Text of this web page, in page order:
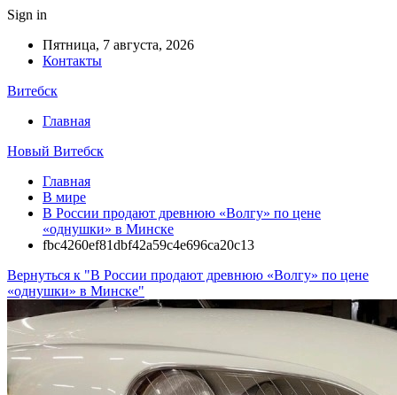
Sign in
Пятница, 7 августа, 2026
Контакты
Витебск
Главная
Новый Витебск
Главная
В мире
В России продают древнюю «Волгу» по цене
«однушки» в Минске
fbc4260ef81dbf42a59c4e696ca20c13
Вернуться к "В России продают древнюю «Волгу» по цене
«однушки» в Минске"